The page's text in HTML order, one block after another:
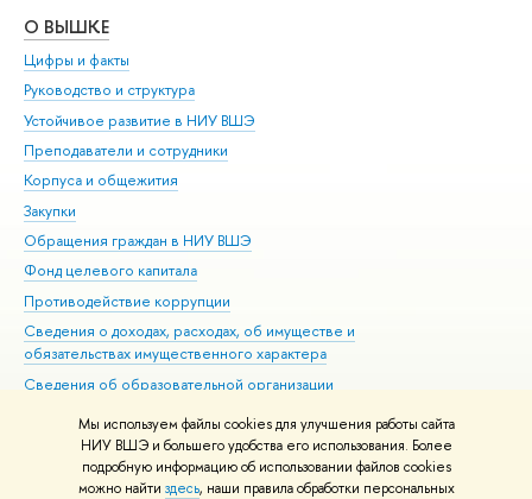
Мы используем файлы cookies для улучшения работы сайта
НИУ ВШЭ и большего удобства его использования. Более
подробную информацию об использовании файлов cookies
можно найти здесь, наши правила обработки персональных
О ВЫШКЕ
Цифры и факты
Руководство и структура
Устойчивое развитие в НИУ ВШЭ
Преподаватели и сотрудники
Корпуса и общежития
Закупки
Обращения граждан в НИУ ВШЭ
Фонд целевого капитала
Противодействие коррупции
Сведения о доходах, расходах, об имуществе и
обязательствах имущественного характера
Сведения об образовательной организации
Людям с ограниченными возможностями здоровья
Единая платежная страница
Работа в Вышке